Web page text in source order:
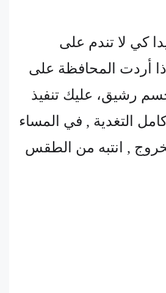
كي لا تندم على
إذا أردت المحافظة على
رشيق، عليك تنفيذ
التغدية , في المساء
, انتبه من الطقس